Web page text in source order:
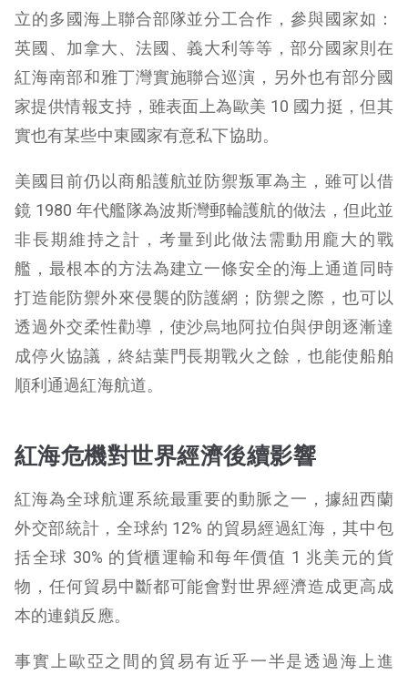
立的多國海上聯合部隊並分工合作，參與國家如：
英國、加拿大、法國、義大利等等，部分國家則在
紅海南部和雅丁灣實施聯合巡演，另外也有部分國
家提供情報支持，雖表面上為歐美 10 國力挺，但其
實也有某些中東國家有意私下協助。
美國目前仍以商船護航並防禦叛軍為主，雖可以借
鏡 1980 年代艦隊為波斯灣郵輪護航的做法，但此並
非長期維持之計，考量到此做法需動用龐大的戰
艦，最根本的方法為建立一條安全的海上通道同時
打造能防禦外來侵襲的防護網；防禦之際，也可以
透過外交柔性勸導，使沙烏地阿拉伯與伊朗逐漸達
成停火協議，終結葉門長期戰火之餘，也能使船舶
順利通過紅海航道。
紅海危機對世界經濟後續影響
紅海為全球航運系統最重要的動脈之一，據紐西蘭
外交部統計，全球約 12% 的貿易經過紅海，其中包
括全球 30% 的貨櫃運輸和每年價值 1 兆美元的貨
物，任何貿易中斷都可能會對世界經濟造成更高成
本的連鎖反應。
事實上歐亞之間的貿易有近乎一半是透過海上進